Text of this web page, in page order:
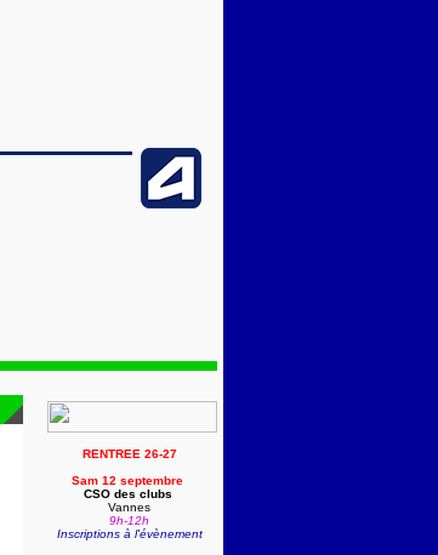
RENTREE 26-27
Sam 12 septembre
CSO des clubs
Vannes
9h-12h
Inscriptions à l'évènement